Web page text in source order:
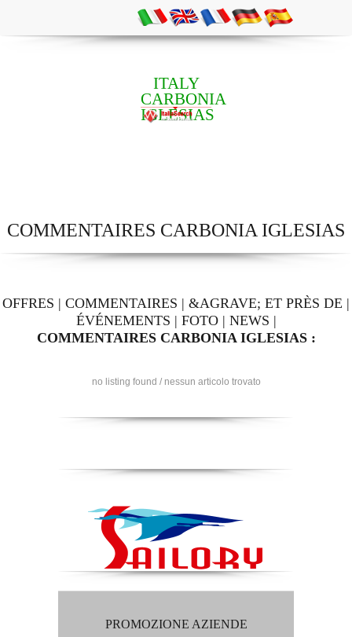
ITALY
CARBONIA
IGLESIAS
COMMENTAIRES CARBONIA IGLESIAS
OFFRES | COMMENTAIRES | &AGRAVE; ET PRÈS DE |
ÉVÉNEMENTS | FOTO| NEWS |
COMMENTAIRES CARBONIA IGLESIAS :
no listing found / nessun articolo trovato
PROMOZIONE AZIENDE